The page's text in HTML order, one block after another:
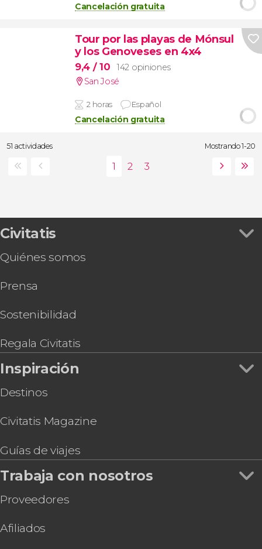
Cancelación gratuita
Tour por las playas de Mónsul
y los Genoveses en 4x4
9,4 / 10
142 opiniones
San José
2 horas Español
Cancelación gratuita
51 actividades Mostrando 1-20
Civitatis
Quiénes somos
Prensa
Sostenibilidad
Regala Civitatis
Inspiración
Destinos
Civitatis Magazine
Guías de viajes
Trabaja con nosotros
Proveedores
Afiliados